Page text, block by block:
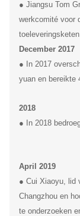
● Jiangsu Tom
werkcomité voor
December 2017
● In 2017
yuan en bereikte
2018
● In 2018
April 2019
● Cui Xiaoyu, lid
Changzhou en
te onderzoeken